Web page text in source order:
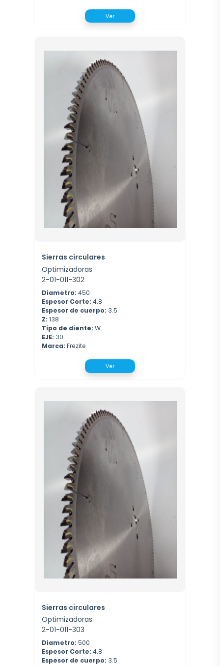
Ver
Sierras circulares
Optimizadoras
2-01-011-302
Diametro: 450
Espesor Corte: 4.8
Espesor de cuerpo: 3.5
Z: 138
Tipo de diente: W
EJE: 30
Marca: Frezite
Ver
Sierras circulares
Optimizadoras
2-01-011-303
Diametro: 500
Espesor Corte: 4.8
Espesor de cuerpo: 3.5